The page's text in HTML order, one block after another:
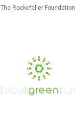
The Rockefeller Foundation